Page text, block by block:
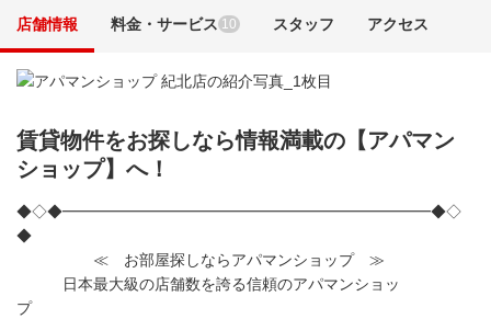
店舗情報 料金・サービス 10 スタッフ アクセス
賃貸物件をお探しなら情報満載の【アパマン
ショップ】へ！
◆◇◆━━━━━━━━━━━━━━━━━━━━━━━━◆◇
◆
≪ お部屋探しならアパマンショップ ≫
日本最大級の店舗数を誇る信頼のアパマンショッ
プ